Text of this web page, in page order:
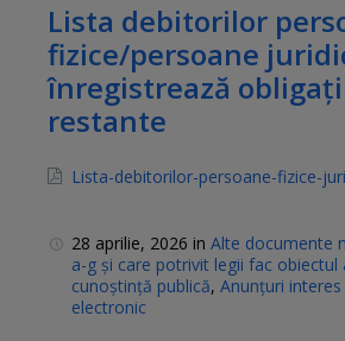
Lista debitorilor
fizice/persoane
înregistrează
restante
Lista-debitorilor-persoane-fizice-
28 aprilie, 2026 in Alte documente
a-g și care potrivit legii fac obiectul
cunoștință publică, Anunțuri
electronic